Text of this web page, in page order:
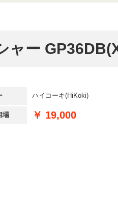
ャー
ハイコーキ(HiKoki)
場 ￥ 19,000